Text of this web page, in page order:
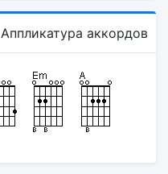
Аппликатура аккордов